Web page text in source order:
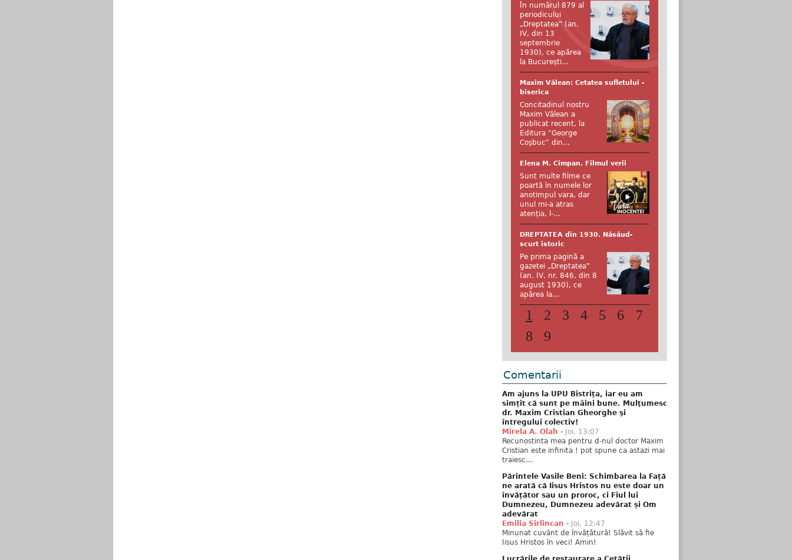
În numărul 879 al
periodicului
„Dreptatea” (an.
IV, din 13
septembrie
1930), ce apărea
la București...
Maxim Vălean: Cetatea sufletului -
biserica
Concitadinul nostru
Maxim Vălean a
publicat recent, la
Editura "George
Coşbuc" din...
Elena M. Cîmpan. Filmul verii
Sunt multe filme ce
poartă în numele lor
anotimpul vara, dar
unul mi-a atras
atenția, l-...
DREPTATEA din 1930. Năsăud-
scurt istoric
Pe prima pagină a
gazetei „Dreptatea”
(an. IV, nr. 846, din 8
august 1930), ce
apărea la...
1 2 3 4 5 6
7
8
9
Comentarii
Am ajuns la UPU Bistrița, iar eu am
simțit că sunt pe mâini bune. Mulţumesc
dr. Maxim Cristian Gheorghe şi
întregului colectiv!
Mirela A. Olah - Joi, 13:07
Recunostinta mea pentru d-nul doctor Maxim
Cristian este infinita ! pot spune ca astazi mai
traiesc...
Părintele Vasile Beni: Schimbarea la Față
ne arată că Iisus Hristos nu este doar un
învățător sau un proroc, ci Fiul lui
Dumnezeu, Dumnezeu adevărat și Om
adevărat
Emilia Sirlincan - Joi, 12:47
Minunat cuvânt de învățătură! Slăvit să fie
Iisus Hristos în veci! Amin!